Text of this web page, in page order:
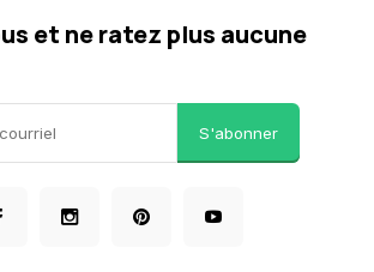
et ne ratez plus aucune
S'abonner